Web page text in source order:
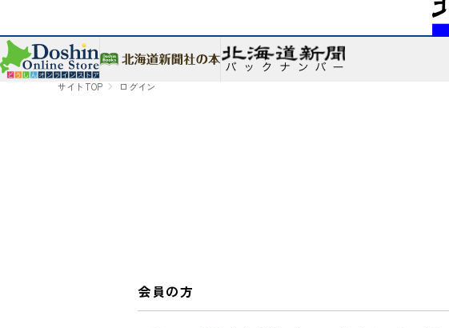
サイトTOP ログイン
会員の方